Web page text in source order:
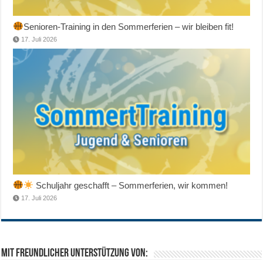
Senioren-Training in den Sommerferien – wir bleiben fit!
17. Juli 2026
Schuljahr geschafft – Sommerferien, wir kommen!
17. Juli 2026
Mit freundlicher Unterstützung von: